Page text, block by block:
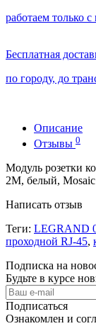
работаем только
Бесплатная
по городу, до
Описание
Отзывы 0
Модуль розетки
2М, белый, Mosaic
Написать отзыв
Теги: LEGRAND
проходной RJ-45,
Подписка на
Будьте в курсе
Подписаться
Ознакомлен и